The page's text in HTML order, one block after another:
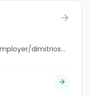
jobbank.gc.ca/browsejobs/employer/dimitrios+bagiotas/ca